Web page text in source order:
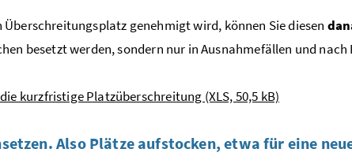
Überschreitungsplatz genehmigt wird, können Sie diesen
besetzt werden, sondern nur in Ausnahmefällen und
kurzfristige Platzüberschreitung (XLS, 50,5 kB)
Also Plätze aufstocken, etwa für eine